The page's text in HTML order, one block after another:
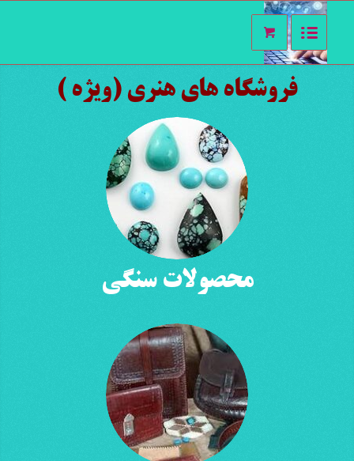
فروشگاه های هنری (ویژه )
محصولات سنگی